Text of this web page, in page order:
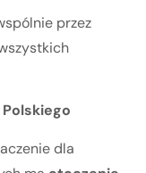
przez
dla